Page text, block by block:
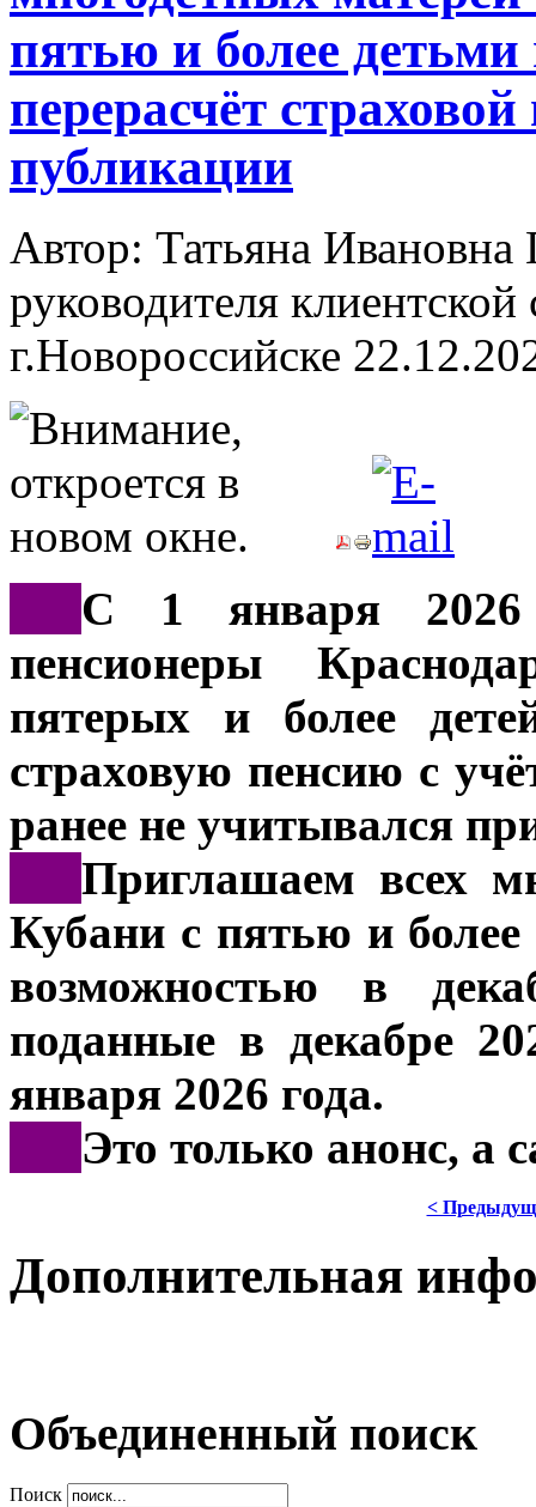
пятью и более
перерасчёт
публикации
Автор: Татьяна
руководителя
г.Новороссийске
С 1 января 2026
пенсионеры
пятерых и более
страховую пенсию с
ранее не учитывался
Приглашаем всех
Кубани с пятью и более
возможностью в
поданные в декабре
января 2026 года.
Это только анонс, а
<
Дополнительная
Объединенный поиск
Поиск